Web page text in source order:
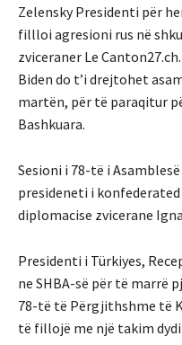
Zelensky Presidenti për
fillloi agresioni rus në
zviceraner Le
Biden do t’i drejtohet
martën, për të paraqitur
Bashkuara.
Sesioni i 78-të i
presideneti i
diplomacise zvicerane
Presidenti i Türkiyes,
ne SHBA-së për të marrë
78-të të Përgjithshme të
të fillojë me një takim